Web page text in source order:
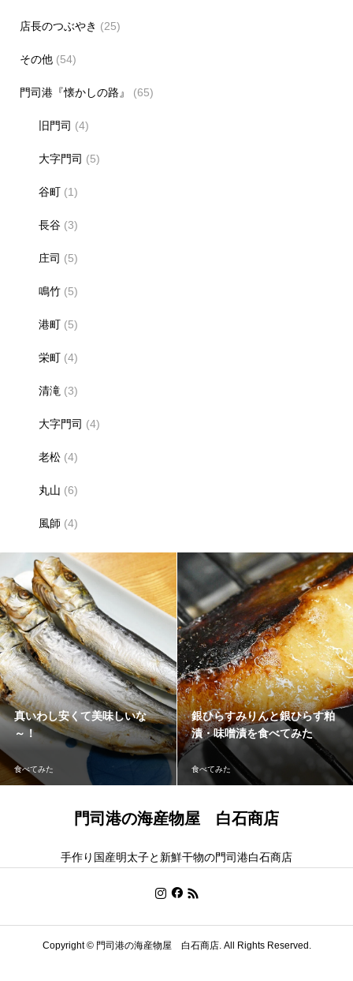
店長のつぶやき (25)
その他(54)
門司港『懐かしの路』 (65)
旧門司 (4)
大字門司 (5)
谷町 (1)
長谷 (3)
庄司 (5)
鳴竹 (5)
港町 (5)
栄町 (4)
清滝 (3)
大字門司 (4)
老松 (4)
丸山 (6)
風師 (4)
真いわし安くて美味しいな
～！
食べてみた
銀ひらすみりんと銀ひらす粕
漬・味噌漬を食べてみた
食べてみた
門司港の海産物屋 白石商店
手作り国産明太子と新鮮干物の門司港白石商店
Copyright ©門司港の海産物屋 白石商店. All Rights Reserved.